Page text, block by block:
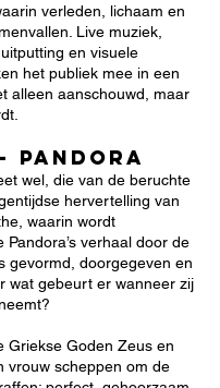
verleden, lichaam en
Live muziek,
en visuele
het publiek mee in een
alleen aanschouwd, maar
- Pandora
wel, die van de beruchte
hervertelling van
waarin wordt
Pandora’s verhaal door de
gevormd, doorgegeven en
wat gebeurt er wanneer zij
Griekse Goden Zeus en
vrouw scheppen om de